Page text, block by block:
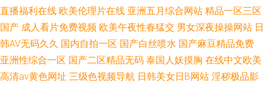
直播福利在线 欧美伦理片在线 亚洲五月综合网站 精品一区三区
国产 成人看片免费视频 欧美午夜性春猛交 男女深夜操操网站 日
韩AV无码久久 国内自拍一区 国产白丝喷水 国产麻豆精品免费
亚洲性综合一区 国产二区精品无码 泰国人妖摸胸 在线中文欧美
高清av黄色网址 三级色视频导航 日韩美女日B网站 淫秽极品影